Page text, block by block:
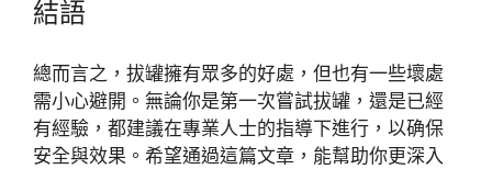
結語
總而言之，拔罐擁有眾多的好處，但也有一些壞處
需小心避開。無論你是第一次嘗試拔罐，還是已經
有經驗，都建議在專業人士的指導下進行，以确保
安全與效果。希望通過這篇文章，能幫助你更深入